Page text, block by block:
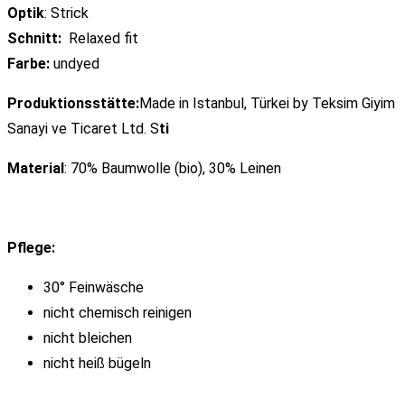
Optik: Strick
Schnitt: Relaxed fit
Farbe: undyed
Produktionsstätte:Made in Istanbul, Türkei by Teksim Giyim
Sanayi ve Ticaret Ltd. Sti
Material: 70% Baumwolle (bio), 30% Leinen
Pflege:
30° Feinwäsche
nicht chemisch reinigen
nicht bleichen
nicht heiß bügeln